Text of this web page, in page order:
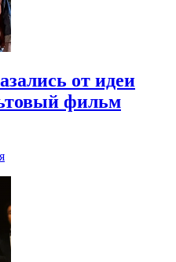
от идеи
фильм